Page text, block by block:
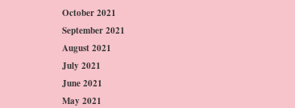
October 2021
September 2021
August 2021
July 2021
June 2021
May 2021